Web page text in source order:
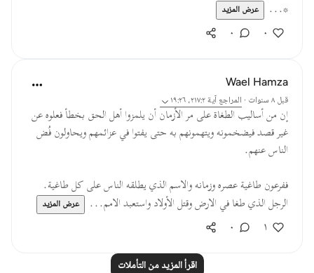
*...
عرض المزيد
٠ ٠
Wael Hamza
قبل ٨ سنوات · المراجعآية ٢١٧:٢، ١٩:٢٦
إن من أساليب الطغاة على مر الأزمان أن يلمزوا أهل الحق بخطأ فعلوه عن
غير قصد فيضخمونه ويتهمونهم به حتى يفتوا في عزائمهم ويحاولون فُض
الناس عنهم.
ففرعون طاغية عصره وزمانه والاسم الذي يطلقه الناس على كل طاغية.
الرجل الذي طغا في الارض وقتل الأولاد واستعبد الامم...
عرض المزيد
١ ٠
اقرأ المزيد من التأملات